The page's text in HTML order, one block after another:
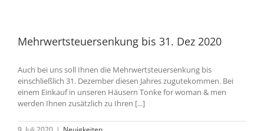
Mehrwertsteuersenkung bis 31. Dez 2020
Auch bei uns soll Ihnen die Mehrwertsteuersenkung bis
einschließlich 31. Dezember diesen Jahres zugutekommen. Bei
einem Einkauf in unseren Häusern Tonke for woman & men
werden Ihnen zusätzlich zu Ihren [...]